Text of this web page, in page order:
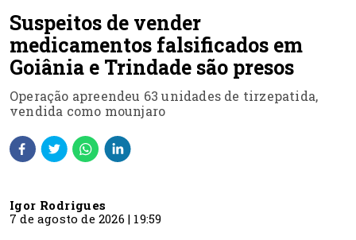
Suspeitos de vender
medicamentos falsificados em
Goiânia e Trindade são presos
Operação apreendeu 63 unidades de tirzepatida,
vendida como mounjaro
Igor Rodrigues
7 de agosto de 2026 | 19:59